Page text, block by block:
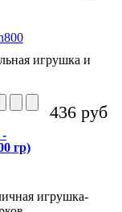
игрушка и
436 руб
-
гр)
игрушка-